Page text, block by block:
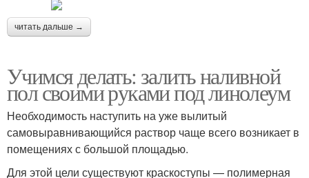
читать дальше →
Учимся делать: залить наливной
пол своими руками под линолеум
Необходимость наступить на уже вылитый
самовыравнивающийся раствор чаще всего возникает в
помещениях с большой площадью.
Для этой цели существуют краскоступы — полимерная